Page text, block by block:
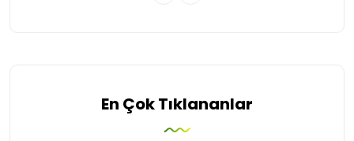
En Çok Tıklananlar